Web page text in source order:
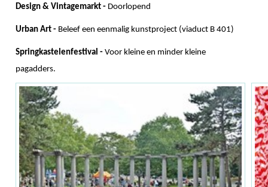
Design & Vintagemarkt - Doorlopend
Urban Art - Beleef een eenmalig kunstproject (viaduct B 401)
Springkastelenfestival - Voor kleine en minder kleine
pagadders.